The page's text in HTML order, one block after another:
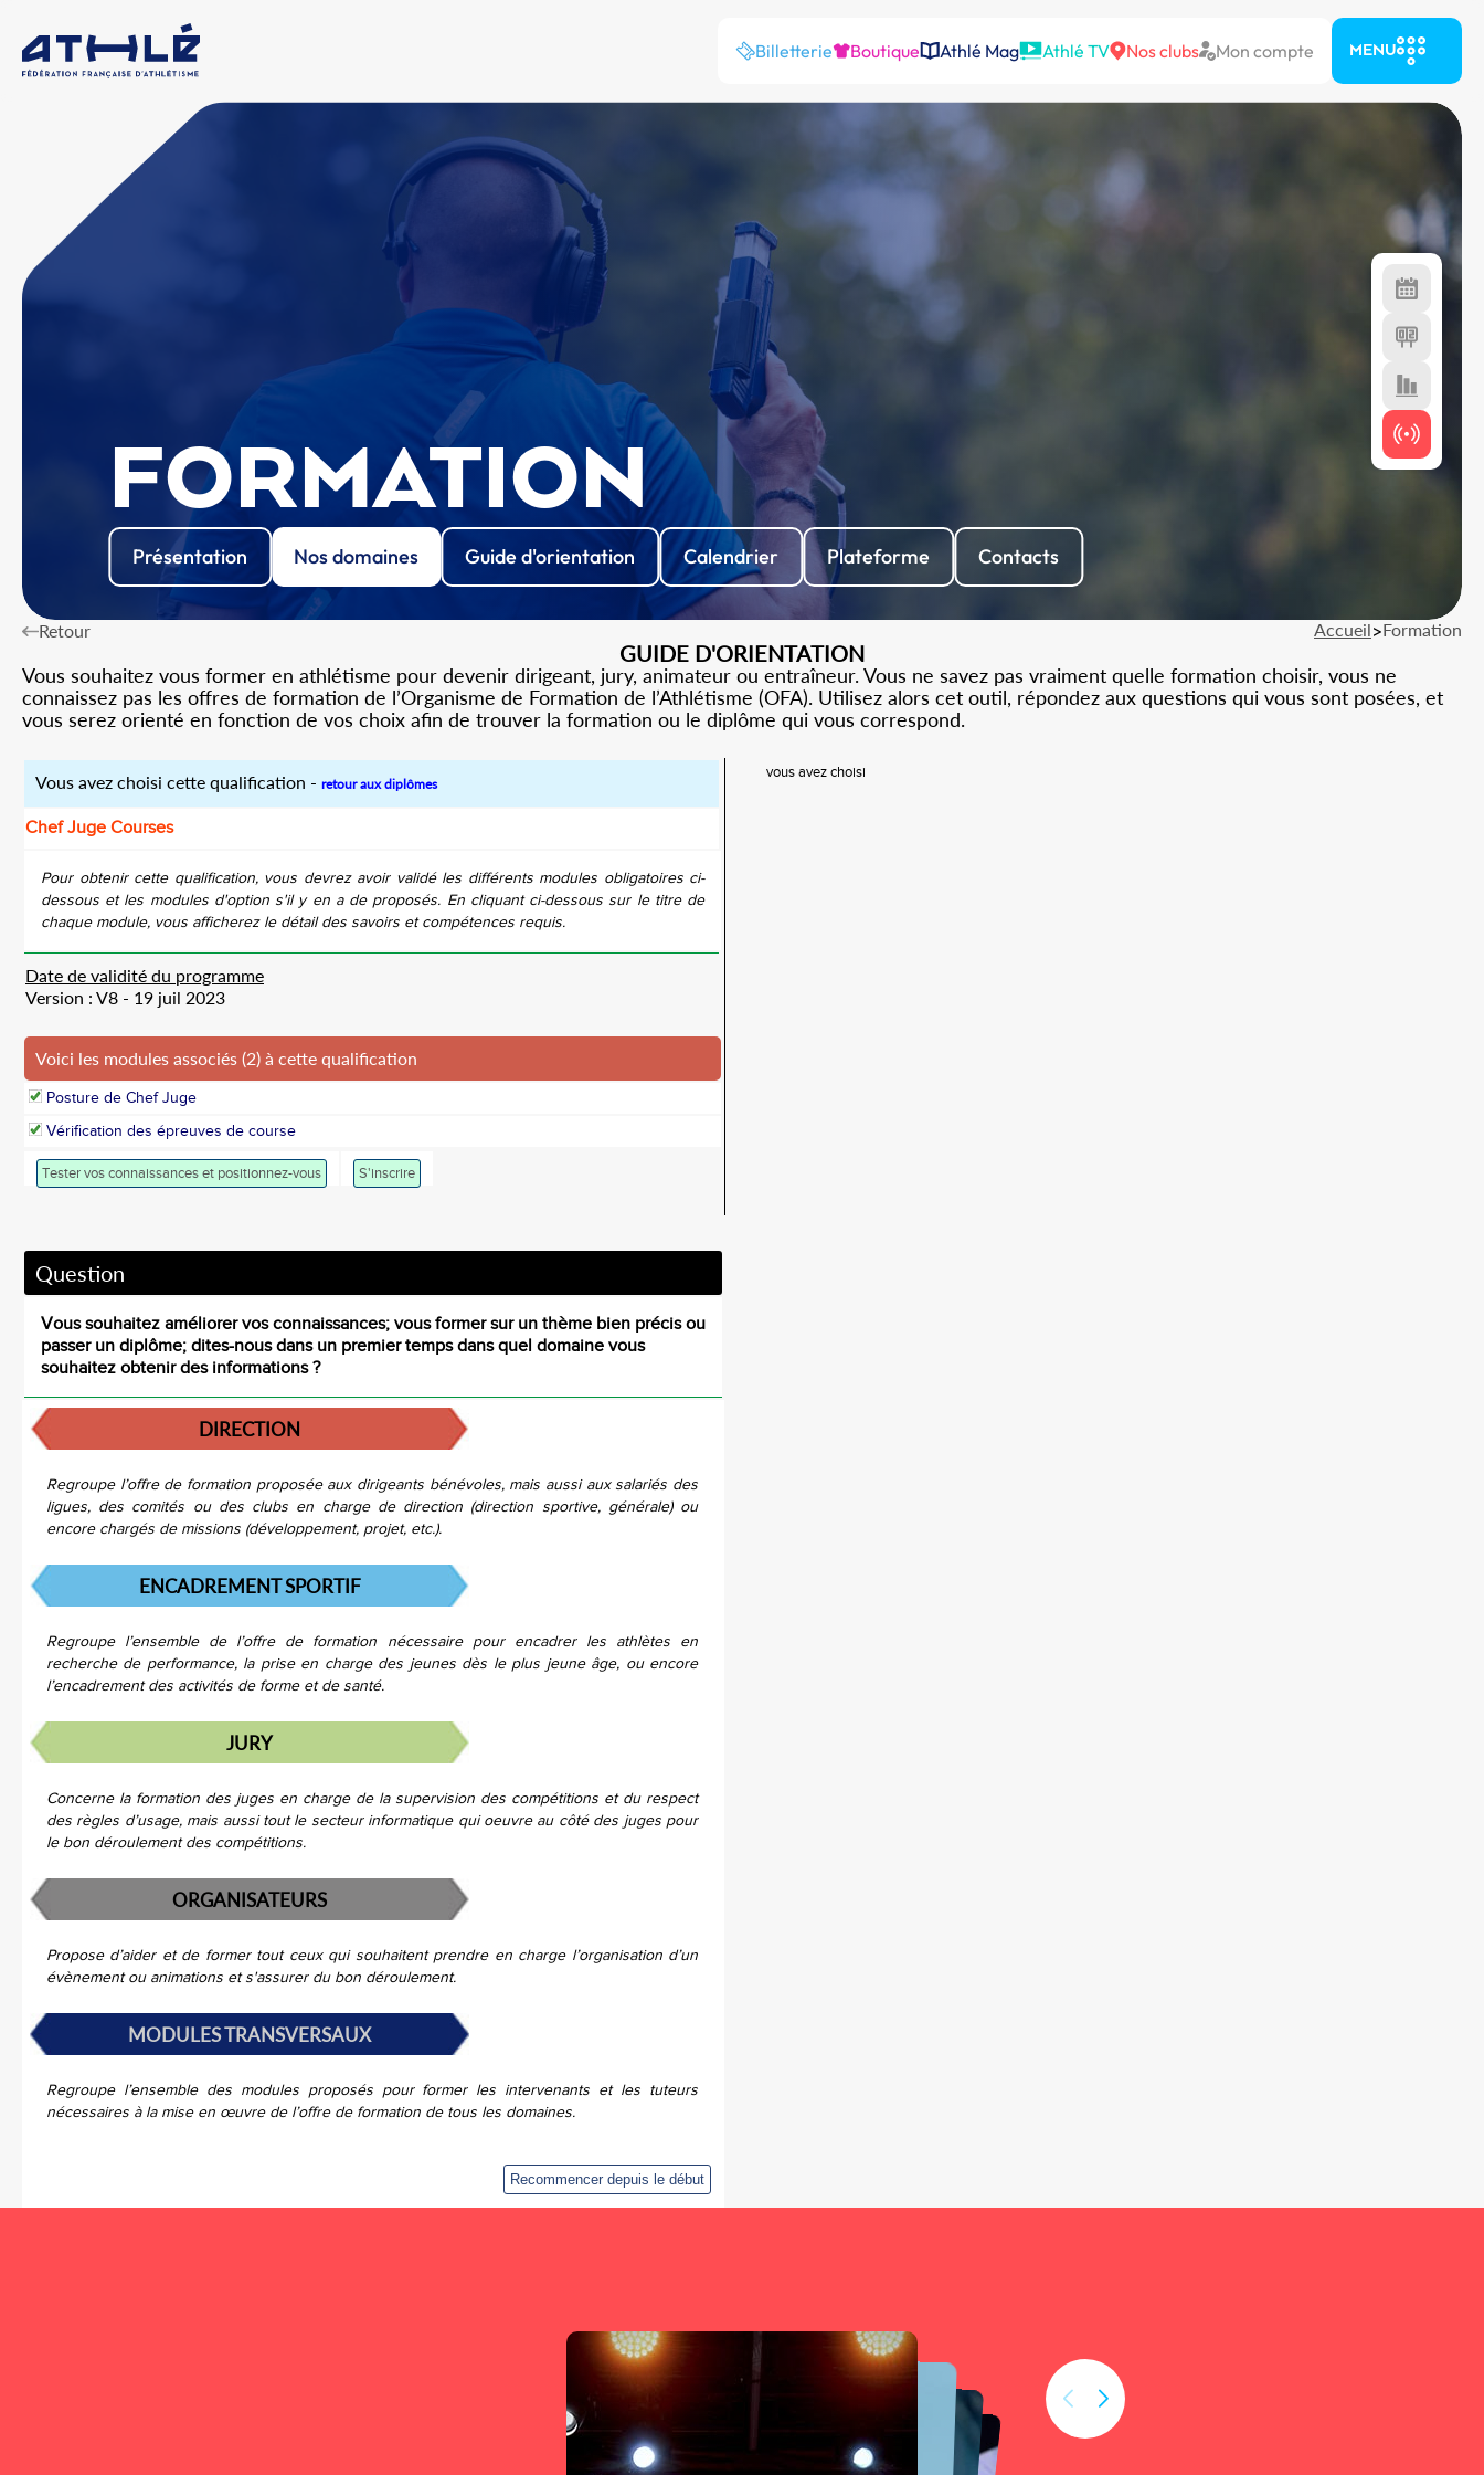
Billetterie Boutique Athlé Mag Athlé TV Nos clubs Mon compte MENU
FORMATION
Présentation Nos domaines Guide d'orientation Calendrier Plateforme Contacts
Retour Accueil>Formation
GUIDE D'ORIENTATION
Vous souhaitez vous former en athlétisme pour devenir dirigeant, jury, animateur ou entraîneur. Vous ne savez pas vraiment quelle formation choisir, vous ne
connaissez pas les offres de formation de l’Organisme de Formation de l’Athlétisme (OFA). Utilisez alors cet outil, répondez aux questions qui vous sont posées, et
vous serez orienté en fonction de vos choix afin de trouver la formation ou le diplôme qui vous correspond.
Vous avez choisi cette qualification - retour aux diplômes
Chef Juge Courses
Pour obtenir cette qualification, vous devrez avoir validé les différents modules obligatoires ci-
dessous et les modules d'option s'il y en a de proposés. En cliquant ci-dessous sur le titre de
chaque module, vous afficherez le détail des savoirs et compétences requis.
Date de validité du programme
Version : V8 - 19 juil 2023
Voici les modules associés (2) à cette qualification
Posture de Chef Juge
Vérification des épreuves de course
Tester vos connaissances et positionnez-vous S'inscrire
vous avez choisi
Question
Vous souhaitez améliorer vos connaissances; vous former sur un thème bien précis ou
passer un diplôme; dites-nous dans un premier temps dans quel domaine vous
souhaitez obtenir des informations ?
DIRECTION
Regroupe l’offre de formation proposée aux dirigeants bénévoles, mais aussi aux salariés des
ligues, des comités ou des clubs en charge de direction (direction sportive, générale) ou
encore chargés de missions (développement, projet, etc.).
ENCADREMENT SPORTIF
Regroupe l’ensemble de l’offre de formation nécessaire pour encadrer les athlètes en
recherche de performance, la prise en charge des jeunes dès le plus jeune âge, ou encore
l’encadrement des activités de forme et de santé.
JURY
Concerne la formation des juges en charge de la supervision des compétitions et du respect
des règles d’usage, mais aussi tout le secteur informatique qui oeuvre au côté des juges pour
le bon déroulement des compétitions.
ORGANISATEURS
Propose d’aider et de former tout ceux qui souhaitent prendre en charge l’organisation d’un
évènement ou animations et s'assurer du bon déroulement.
MODULES TRANSVERSAUX
Regroupe l’ensemble des modules proposés pour former les intervenants et les tuteurs
nécessaires à la mise en œuvre de l’offre de formation de tous les domaines.